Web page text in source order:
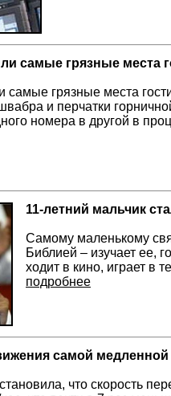
самые грязные места
самые грязные места
и перчатки
номера в другой в
11-летний мальчик
Самому маленькому
Библией – изучает ее,
ходит в кино, играет в
подробнее
самой
что скорость